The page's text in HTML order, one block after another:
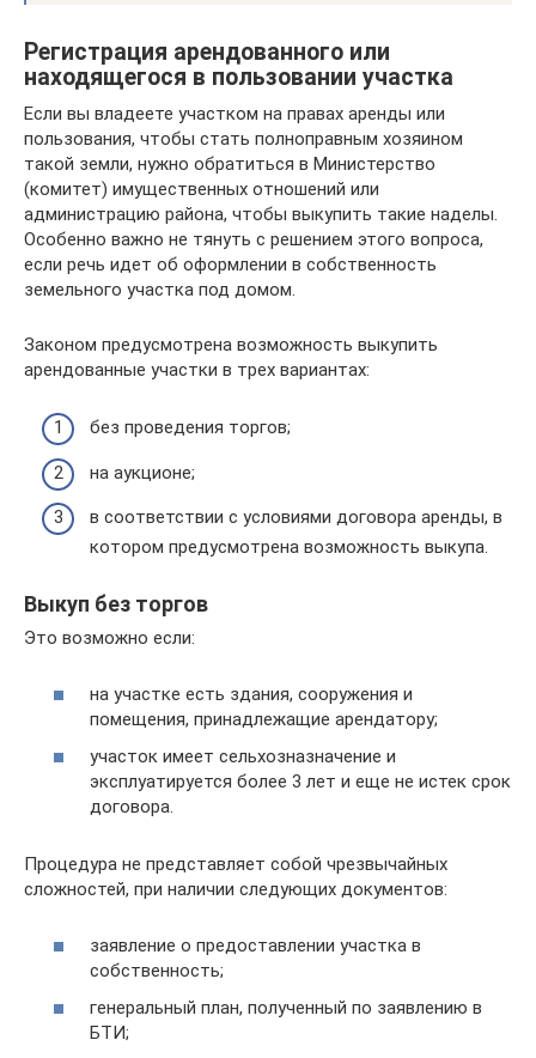
Регистрация арендованного или
находящегося в пользовании участка
Если вы владеете участком на правах аренды или
пользования, чтобы стать полноправным хозяином
такой земли, нужно обратиться в Министерство
(комитет) имущественных отношений или
администрацию района, чтобы выкупить такие наделы.
Особенно важно не тянуть с решением этого вопроса,
если речь идет об оформлении в собственность
земельного участка под домом.
Законом предусмотрена возможность выкупить
арендованные участки в трех вариантах:
без проведения торгов;
на аукционе;
в соответствии с условиями договора аренды, в
котором предусмотрена возможность выкупа.
Выкуп без торгов
Это возможно если:
на участке есть здания, сооружения и
помещения, принадлежащие арендатору;
участок имеет сельхозназначение и
эксплуатируется более 3 лет и еще не истек срок
договора.
Процедура не представляет собой чрезвычайных
сложностей, при наличии следующих документов:
заявление о предоставлении участка в
собственность;
генеральный план, полученный по заявлению в
БТИ;